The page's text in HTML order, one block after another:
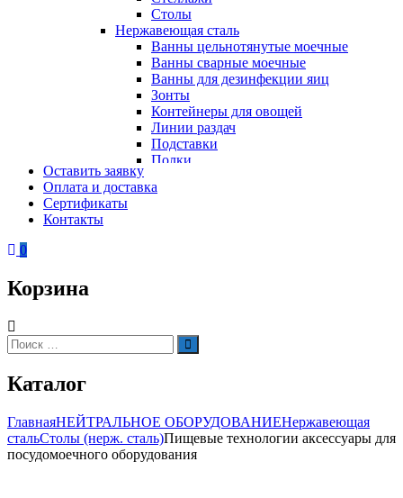
Столы
Нержавеющая сталь
Ванны цельнотянутые моечные
Ванны сварные моечные
Ванны для дезинфекции яиц
Зонты
Контейнеры для овощей
Линии раздач
Подставки
Полки
Столы
Тепловое оборудование
Автоматические кофемашины
Капельные кофемашины
Суперавтоматы
Вспомогательное оборудование
Кукурузоварки
Микроволновые печи
Оставить заявку
Оплата и доставка
Сертификаты
Контакты
0
Корзина
Искать: Поиск
Каталог
ГлавнаяНЕЙТРАЛЬНОЕ ОБОРУДОВАНИЕНержавеющая
стальСтолы (нерж. сталь)Пищевые технологии аксессуары для
посудомоечного оборудования